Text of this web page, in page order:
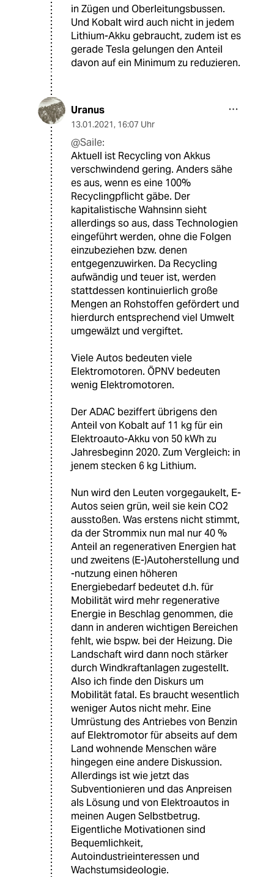
in Zügen und Oberleitungsbussen.
Und Kobalt wird auch nicht in jedem
Lithium-Akku gebraucht, zudem ist es
gerade Tesla gelungen den Anteil
davon auf ein Minimum zu reduzieren.
Uranus
13.01.2021, 16:07 Uhr
@Saile:
Aktuell ist Recycling von Akkus
verschwindend gering. Anders sähe
es aus, wenn es eine 100%
Recyclingpflicht gäbe. Der
kapitalistische Wahnsinn sieht
allerdings so aus, dass Technologien
eingeführt werden, ohne die Folgen
einzubeziehen bzw. denen
entgegenzuwirken. Da Recycling
aufwändig und teuer ist, werden
stattdessen kontinuierlich große
Mengen an Rohstoffen gefördert und
hierdurch entsprechend viel Umwelt
umgewälzt und vergiftet.
Viele Autos bedeuten viele
Elektromotoren. ÖPNV bedeuten
wenig Elektromotoren.
Der ADAC beziffert übrigens den
Anteil von Kobalt auf 11 kg für ein
Elektroauto-Akku von 50 kWh zu
Jahresbeginn 2020. Zum Vergleich: in
jenem stecken 6 kg Lithium.
Nun wird den Leuten vorgegaukelt, E-
Autos seien grün, weil sie kein CO2
ausstoßen. Was erstens nicht stimmt,
da der Strommix nun mal nur 40 %
Anteil an regenerativen Energien hat
und zweitens (E-)Autoherstellung und
-nutzung einen höheren
Energiebedarf bedeutet d.h. für
Mobilität wird mehr regenerative
Energie in Beschlag genommen, die
dann in anderen wichtigen Bereichen
fehlt, wie bspw. bei der Heizung. Die
Landschaft wird dann noch stärker
durch Windkraftanlagen zugestellt.
Also ich finde den Diskurs um
Mobilität fatal. Es braucht wesentlich
weniger Autos nicht mehr. Eine
Umrüstung des Antriebes von Benzin
auf Elektromotor für abseits auf dem
Land wohnende Menschen wäre
hingegen eine andere Diskussion.
Allerdings ist wie jetzt das
Subventionieren und das Anpreisen
als Lösung und von Elektroautos in
meinen Augen Selbstbetrug.
Eigentliche Motivationen sind
Bequemlichkeit,
Autoindustrieinteressen und
Wachstumsideologie.